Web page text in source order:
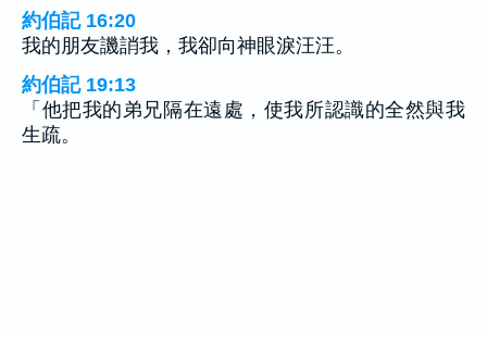
約伯記 16:20
我的朋友譏誚我，我卻向神眼淚汪汪。
約伯記 19:13
「他把我的弟兄隔在遠處，使我所認識的全然與我
生疏。